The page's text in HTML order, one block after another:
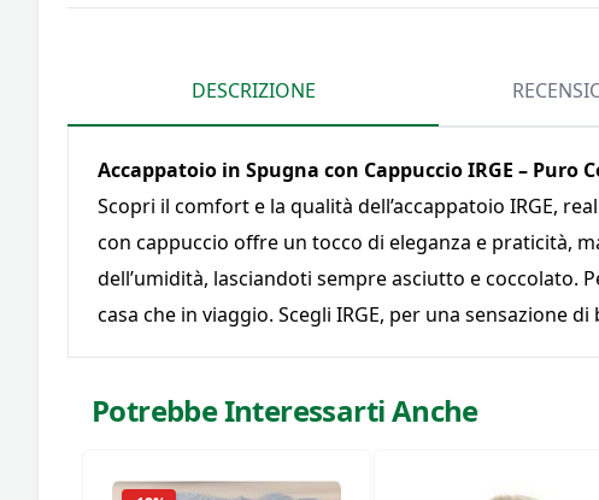
DESCRIZIONE
Accappatoio in Spugna con Cappuccio IRGE – Puro
Scopri il comfort e la qualità dell’accappatoio IRGE,
con cappuccio offre un tocco di eleganza e praticità,
dell’umidità, lasciandoti sempre asciutto e coccolato.
casa che in viaggio. Scegli IRGE, per una sensazione
Potrebbe Interessarti Anche